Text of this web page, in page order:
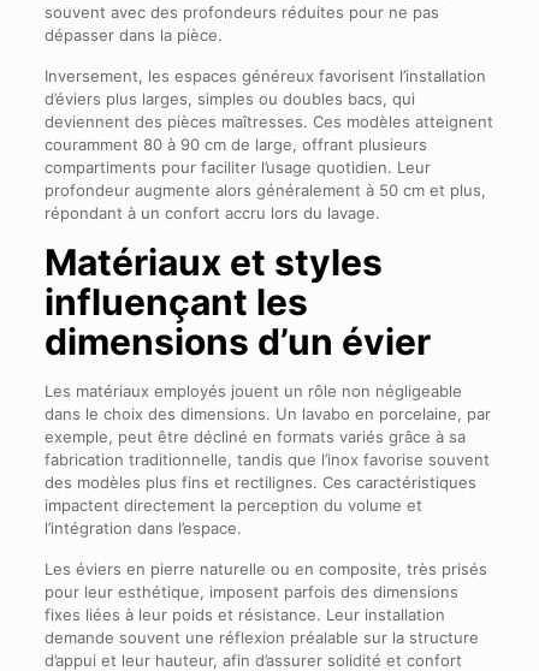
souvent avec des profondeurs réduites pour ne pas
dépasser dans la pièce.
Inversement, les espaces généreux favorisent l’installation
d’éviers plus larges, simples ou doubles bacs, qui
deviennent des pièces maîtresses. Ces modèles atteignent
couramment 80 à 90 cm de large, offrant plusieurs
compartiments pour faciliter l’usage quotidien. Leur
profondeur augmente alors généralement à 50 cm et plus,
répondant à un confort accru lors du lavage.
Matériaux et styles
influençant les
dimensions d’un évier
Les matériaux employés jouent un rôle non négligeable
dans le choix des dimensions. Un lavabo en porcelaine, par
exemple, peut être décliné en formats variés grâce à sa
fabrication traditionnelle, tandis que l’inox favorise souvent
des modèles plus fins et rectilignes. Ces caractéristiques
impactent directement la perception du volume et
l’intégration dans l’espace.
Les éviers en pierre naturelle ou en composite, très prisés
pour leur esthétique, imposent parfois des dimensions
fixes liées à leur poids et résistance. Leur installation
demande souvent une réflexion préalable sur la structure
d’appui et leur hauteur, afin d’assurer solidité et confort